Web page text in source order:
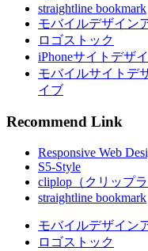
straightline bookmark
モバイルデザイン
ロゴストック
iPhoneサイトデザ
モバイルサイトデ
イブ
Recommend Link
Responsive Web
S5-Style
cliplop（クリップラ
straightline bookmark
モバイルデザイン
ロゴストック